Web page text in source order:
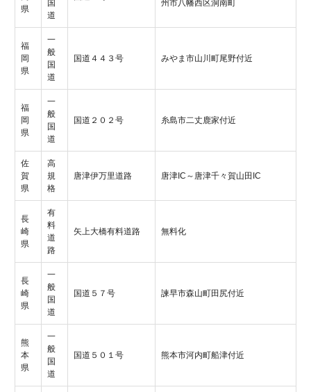
県
国
道
州市八幡西区洞南町
福
岡
県
一
般
国
道
国道４４３号 みやま市山川町尾野付近
福
岡
県
一
般
国
道
国道２０２号 糸島市二丈鹿家付近
佐
賀
県
高
規
格
唐津伊万里道路 唐津IC～唐津千々賀山田IC
長
崎
県
有
料
道
路
矢上大橋有料道路 無料化
長
崎
県
一
般
国
道
国道５７号 諫早市森山町田尻付近
熊
本
県
一
般
国
道
国道５０１号 熊本市河内町船津付近